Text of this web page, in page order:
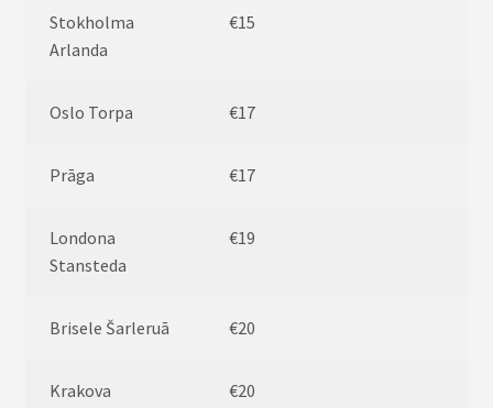
Stokholma
Arlanda
€15
Oslo Torpa €17
Prāga €17
Londona
Stansteda
€19
Brisele Šarleruā €20
Krakova €20